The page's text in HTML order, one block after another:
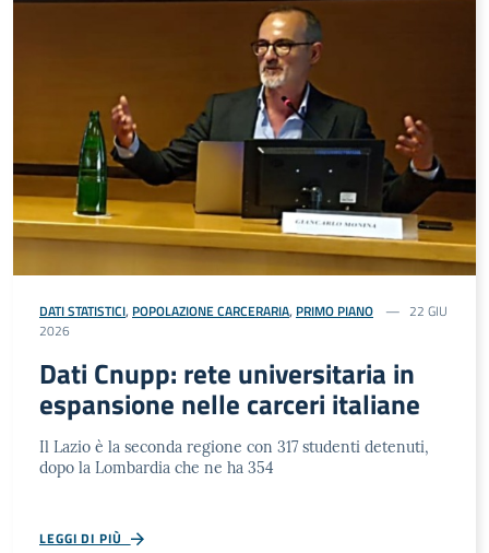
DATI STATISTICI, POPOLAZIONE CARCERARIA, PRIMO PIANO
22 GIU
2026
Dati Cnupp: rete universitaria in
espansione nelle carceri italiane
Il Lazio è la seconda regione con 317 studenti detenuti,
dopo la Lombardia che ne ha 354
LEGGI DI PIÙ